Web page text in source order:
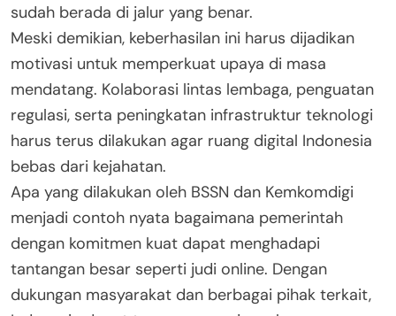
sudah berada di jalur yang benar.
Meski demikian, keberhasilan ini harus dijadikan
motivasi untuk memperkuat upaya di masa
mendatang. Kolaborasi lintas lembaga, penguatan
regulasi, serta peningkatan infrastruktur teknologi
harus terus dilakukan agar ruang digital Indonesia
bebas dari kejahatan.
Apa yang dilakukan oleh BSSN dan Kemkomdigi
menjadi contoh nyata bagaimana pemerintah
dengan komitmen kuat dapat menghadapi
tantangan besar seperti judi online. Dengan
dukungan masyarakat dan berbagai pihak terkait,